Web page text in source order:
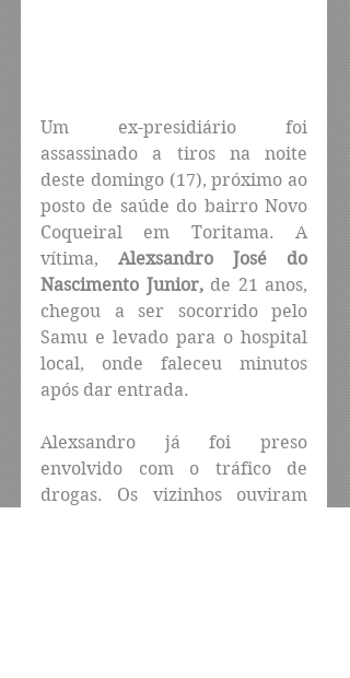
Um ex-presidiário foi
assassinado a tiros na noite
deste domingo (17), próximo ao
posto de saúde do bairro Novo
Coqueiral em Toritama. A
vítima, Alexsandro José do
Nascimento Junior, de 21 anos,
chegou a ser socorrido pelo
Samu e levado para o hospital
local, onde faleceu minutos
após dar entrada.
Alexsandro já foi preso
envolvido com o tráfico de
drogas. Os vizinhos ouviram